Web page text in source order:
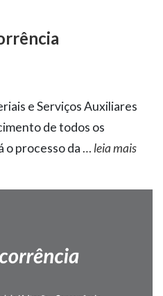
e Serviços Auxiliares
de todos os
o processo da … leia mais